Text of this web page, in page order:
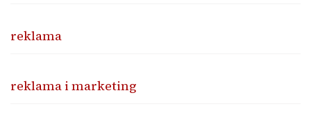
reklama
reklama i marketing